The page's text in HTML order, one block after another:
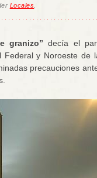
Locales
granizo” decía el
y Noroeste de
precauciones